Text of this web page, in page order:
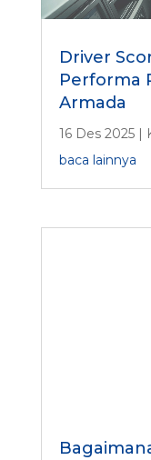
Driver
Performa
Armada
16 Des 2025|
baca lainnya